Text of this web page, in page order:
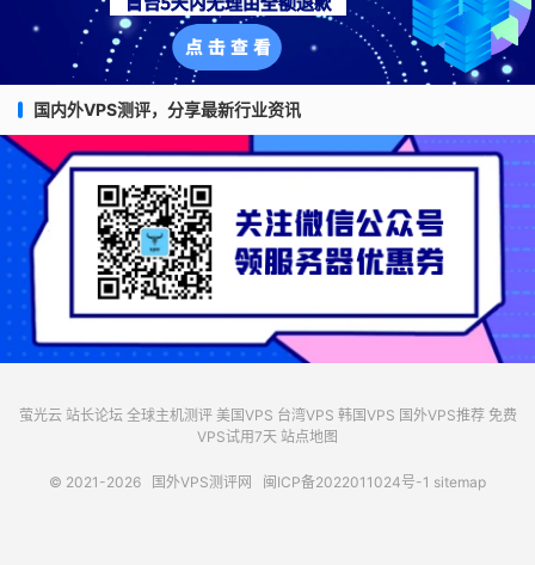
国内外VPS测评，分享最新行业资讯
萤光云 站长论坛 全球主机测评 美国VPS 台湾VPS 韩国VPS 国外VPS推荐 免费
VPS试用7天 站点地图
© 2021-2026 国外VPS测评网 闽ICP备2022011024号-1 sitemap